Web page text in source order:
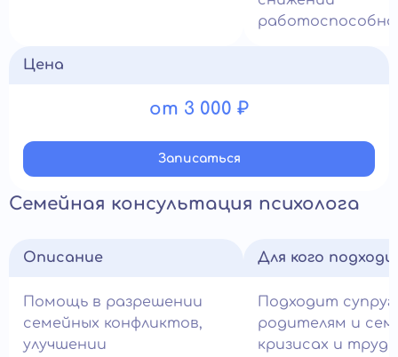
Цена
от 3 000 ₽
Записатьcя
Семейная консультация психолога
Описание
Помощь в разрешении
семейных конфликтов,
улучшении
Для кого
Подходит
родителям и
кризисах и